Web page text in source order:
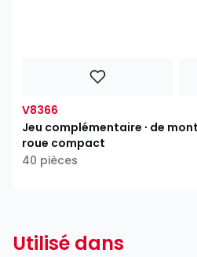
V8366
Jeu complémentaire ∙ de
roue compact
40 pièces
Utilisé dans